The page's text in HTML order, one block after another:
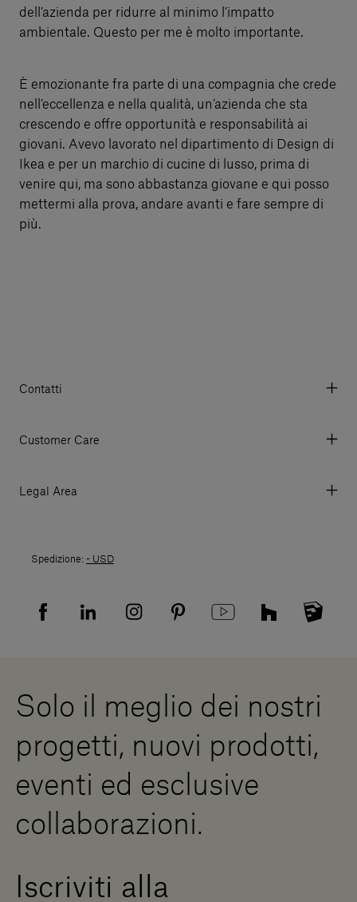
dell’azienda per ridurre al minimo l’impatto
ambientale. Questo per me è molto importante.
È emozionante fra parte di una compagnia che crede
nell’eccellenza e nella qualità, un’azienda che sta
crescendo e offre opportunità e responsabilità ai
giovani. Avevo lavorato nel dipartimento di Design di
Ikea e per un marchio di cucine di lusso, prima di
venire qui, ma sono abbastanza giovane e qui posso
mettermi alla prova, andare avanti e fare sempre di
più.
Contatti
© 2026 Salvatori
Customer Care
I miei ordini
Resi
Mappa del sito
Diventa un rivenditore
Press Area
Legal Area
Politica di Reso
Informativa Privacy fornitori
Spedizione: - USD
Solo il meglio dei nostri
progetti, nuovi prodotti,
eventi ed esclusive
collaborazioni.
Iscriviti alla